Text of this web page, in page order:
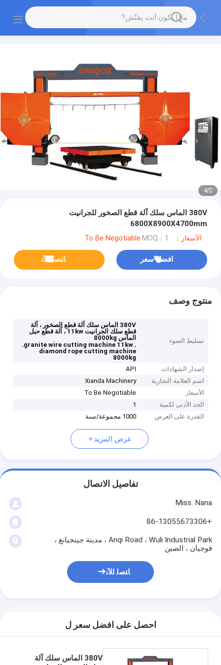
2
/
4
380V الماس سلك آلة قطع الصخور للجرانيت
6800X8900X4700mm
الأسعار：To Be Negotiable MOQ：1
افضل سعر ﺎﺘﺼﻟ ﺍﻶﻧ
منتوج وصف
تسليط الضوء
380V الماس سلك آلة قطع الصخور ، آلة
قطع سلك الجرانيت 11kw ، آلة قطع حبل
الماس 8000kg
,
granite wire cutting machine 11kw
,
diamond rope cutting machine
8000kg
إصدار الشهادات
API
اسم العلامة التجارية
Xianda Machinery
الأسعار
To Be Negotiable
الحد الأدنى لكمية
1
القدرة على العرض
1000 مجموعة/سنة
عرض المزيد
تفاصيل الاتصال
Miss. Nana
+86-13055673306
Anqi Road ، Wuli Industrial Park ، مدينة جينجيانغ ،
فوجيان ، الصين
ﺎﺘﺼﻟ ﺍﻶﻧ
احصل على افضل سعر ل
380V الماس سلك آلة